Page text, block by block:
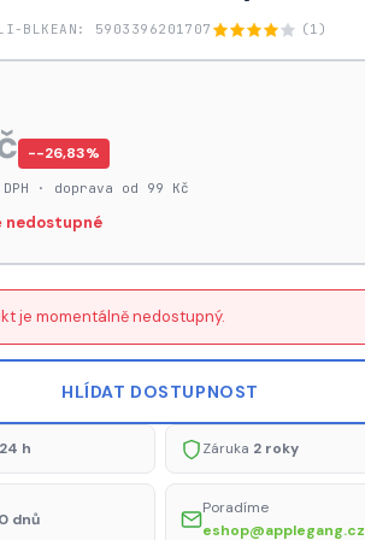
BLK EAN: 5903396201707 (1)
−-26,83%
· doprava od 99 Kč
nedostupné
je momentálně nedostupný.
HLÍDAT DOSTUPNOST
h Záruka 2 roky
dnů
Poradíme
eshop@applegang.cz